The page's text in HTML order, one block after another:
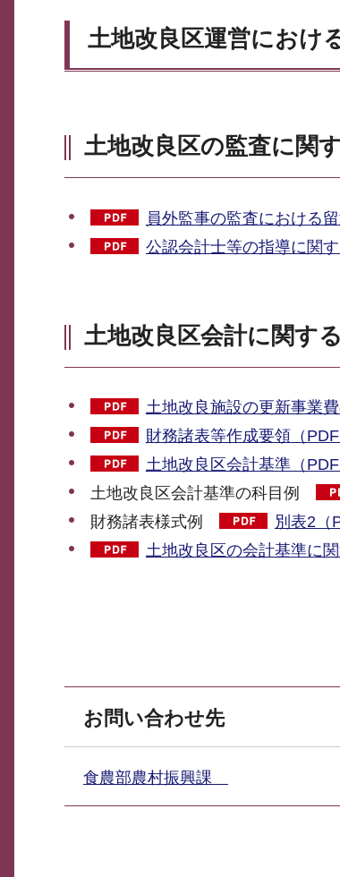
土地改良区運営におけ
土地改良区の監査に関
員外監事の監査における
公認会計士等の指導に関
土地改良区会計に関す
土地改良施設の更新事業
財務諸表等作成要領（PDF
土地改良区会計基準（PDF
土地改良区会計基準の科目例
財務諸表様式例
別表2（
土地改良区の会計基準に
お問い合わせ先
食農部農村振興課